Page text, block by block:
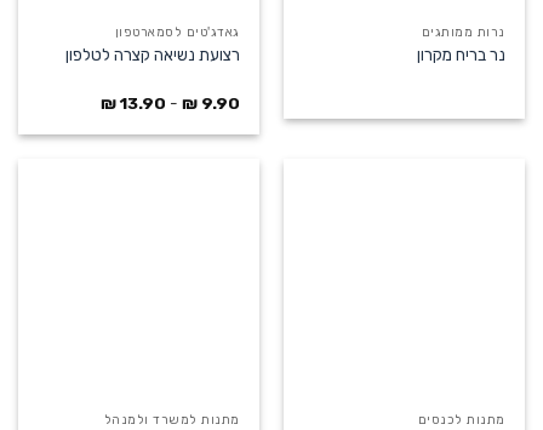
נרות ממותגים
נר בריח מקרון
גאדג'טים לסמארטפון
רצועת נשיאה קצרה לטלפון
9.90
₪
-
13.90
₪
מתנות לכנסים מתנות למשרד ולמנהל